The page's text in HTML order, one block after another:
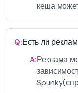
кеша
Q:Есть ли
A:Реклама